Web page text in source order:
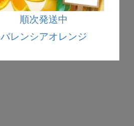
順次発送中
バレンシアオレンジ